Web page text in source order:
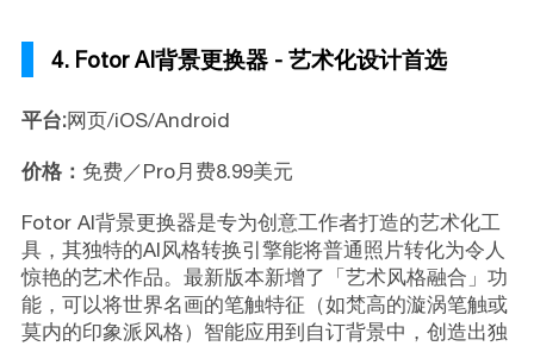
4. Fotor AI背景更换器 - 艺术化设计首选
平台:网页/iOS/Android
价格： 免费／Pro月费8.99美元
Fotor AI背景更换器是专为创意工作者打造的艺术化工
具，其独特的AI风格转换引擎能将普通照片转化为令人
惊艳的艺术作品。最新版本新增了「艺术风格融合」功
能，可以将世界名画的笔触特征（如梵高的漩涡笔触或
莫内的印象派风格）智能应用到自订背景中，创造出独